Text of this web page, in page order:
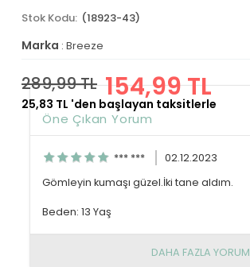
(18923-43)
Marka : Breeze
289,99 TL 154,99 TL
25,83 TL 'den başlayan taksitlerle
Öne Çıkan Yorum
*** ***
02.12.2023
Gömleyin kumaşı güzel.İki tane aldım.
Beden: 13 Yaş
DAHA FAZLA YORUM